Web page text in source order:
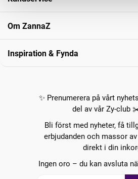
Om ZannaZ
Inspiration & Fynda
✨ Prenumerera på vårt
del av vår Zy-club
Bli först med nyheter, få
erbjudanden och massor
direkt i din
Ingen oro – du kan avsluta